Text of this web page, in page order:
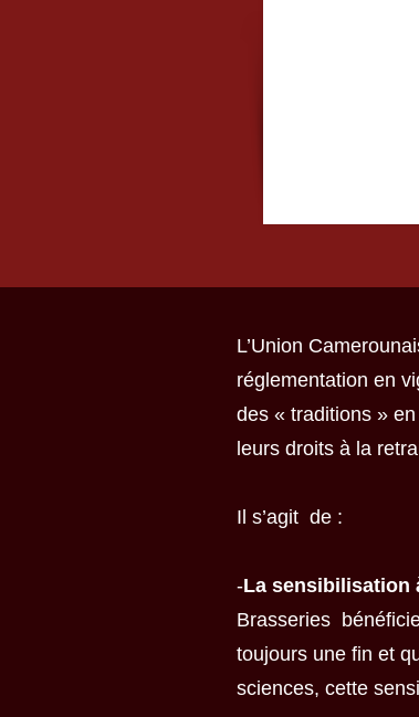
L’Union
réglementation en
des « traditions »
leurs droits à la
Il s’agit de :
-La sensibilisation
Brasseries
toujours une fin et
sciences, cette